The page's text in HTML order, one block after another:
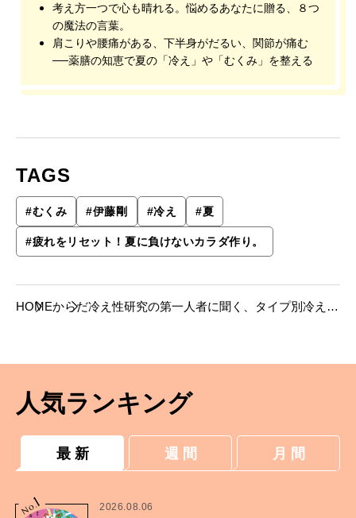
考え方一つで心も晴れる。悩めるあなたに贈る、８つ
の魔法の言葉。
肩こりや腰痛がある、下半身がだるい、関節が痛む
──薬膳の知恵で夏の「冷え」や「むくみ」を整える
TAGS
#むくみ #伊藤剛 #冷え #夏
#疲れをリセット！夏に負けないカラダ作り。
HOMEからだ冷え性研究の第一人者に聞く、タイプ別冷え・
人気ランキング
最 新 週 間 月 間
No.
1 2026.08.06